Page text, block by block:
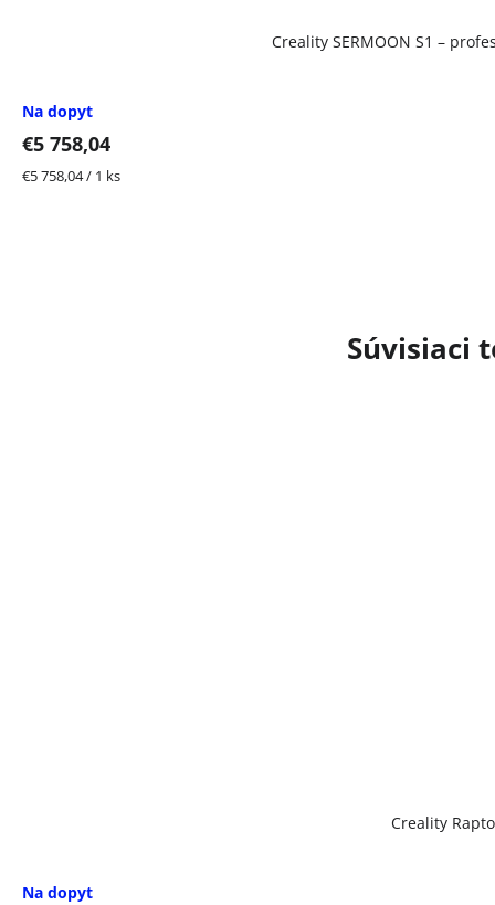
Súvisiaci
Creality
Na dopyt
Creality SERMOON S1 –
Na dopyt
€5 758,04
Jednotková
€5 758,04 / 1 ks